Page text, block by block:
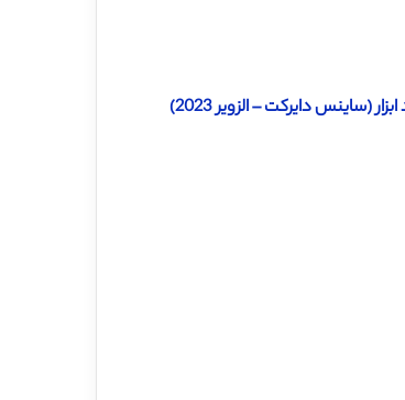
دایرکت – الزویر 2023)